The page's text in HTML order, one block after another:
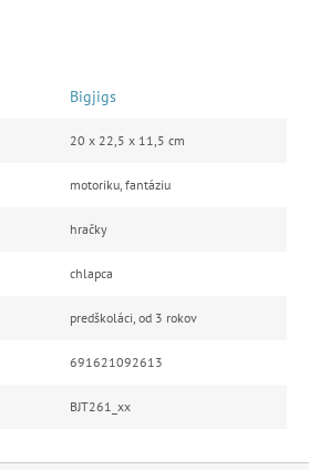
Bigjigs
20 x 22,5 x 11,5 cm
motoriku, fantáziu
hračky
chlapca
predškoláci, od 3 rokov
691621092613
BJT261_xx